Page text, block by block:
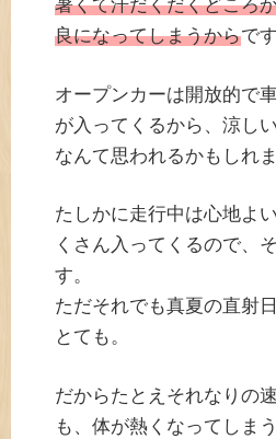
暑くて汗だくだくどころ
良になってしまうからです
オープンカーは開放的で
が入ってくるから、涼し
なんて思われるかもしれま
たしかに走行中は心地よ
くさん入ってくるので、
す。
ただそれでも真夏の直射
とても。
だからたとえそれなりの
も、体が熱くなってしま